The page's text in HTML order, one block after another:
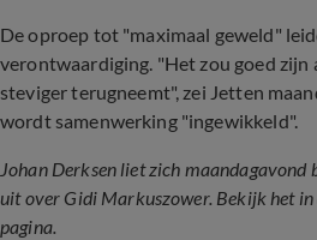
De oproep tot "maximaal geweld"
verontwaardiging. "Het zou goed zijn
steviger terugneemt", zei Jetten
wordt samenwerking "ingewikkeld".
Johan Derksen liet zich maandagavond
uit over Gidi Markuszower. Bekijk het in
pagina.